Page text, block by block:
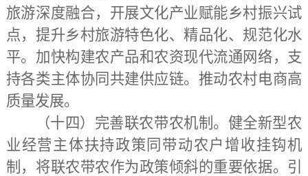
旅游深度融合，开展文化产业赋能乡村振兴试
点，提升乡村旅游特色化、精品化、规范化水
平。加快构建农产品和农资现代流通网络，支
持各类主体协同共建供应链。推动农村电商高
质量发展。
（十四）完善联农带农机制。 健全新型农
业经营主体扶持政策同带动农户增收挂钩机
制，将联农带农作为政策倾斜的重要依据。引